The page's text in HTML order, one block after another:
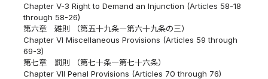
Chapter V-3 Right to Demand an Injunction (Articles 58-18
through 58-26)
第六章 雑則 （第五十九条―第六十九条の三）
Chapter VI Miscellaneous Provisions (Articles 59 through
69-3)
第七章 罰則 （第七十条―第七十六条）
Chapter VII Penal Provisions (Articles 70 through 76)